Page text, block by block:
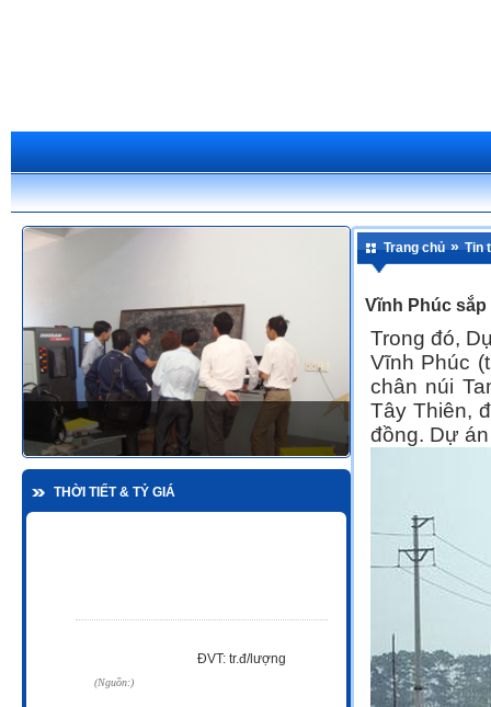
THỜI TIẾT & TỶ GIÁ
Trang chủ » Tin
Vĩnh Phúc
Trong đó,
Vĩnh Phúc
chân núi
Tây Thiên,
đồng. Dự